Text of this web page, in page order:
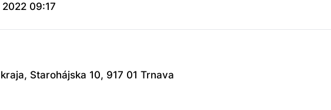
09:17
Starohájska 10, 917 01 Trnava